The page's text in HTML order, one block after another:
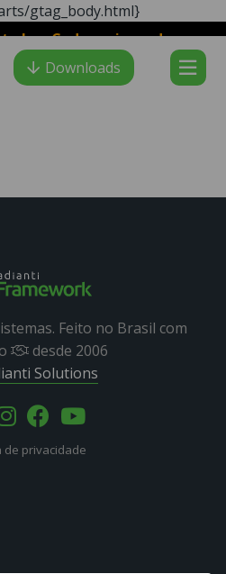
gtag_body.html}
LowCode mais moderna e
PHP:Adianti Creator
Downloads
Feito no Brasil com
desde 2006
Solutions
de privacidade